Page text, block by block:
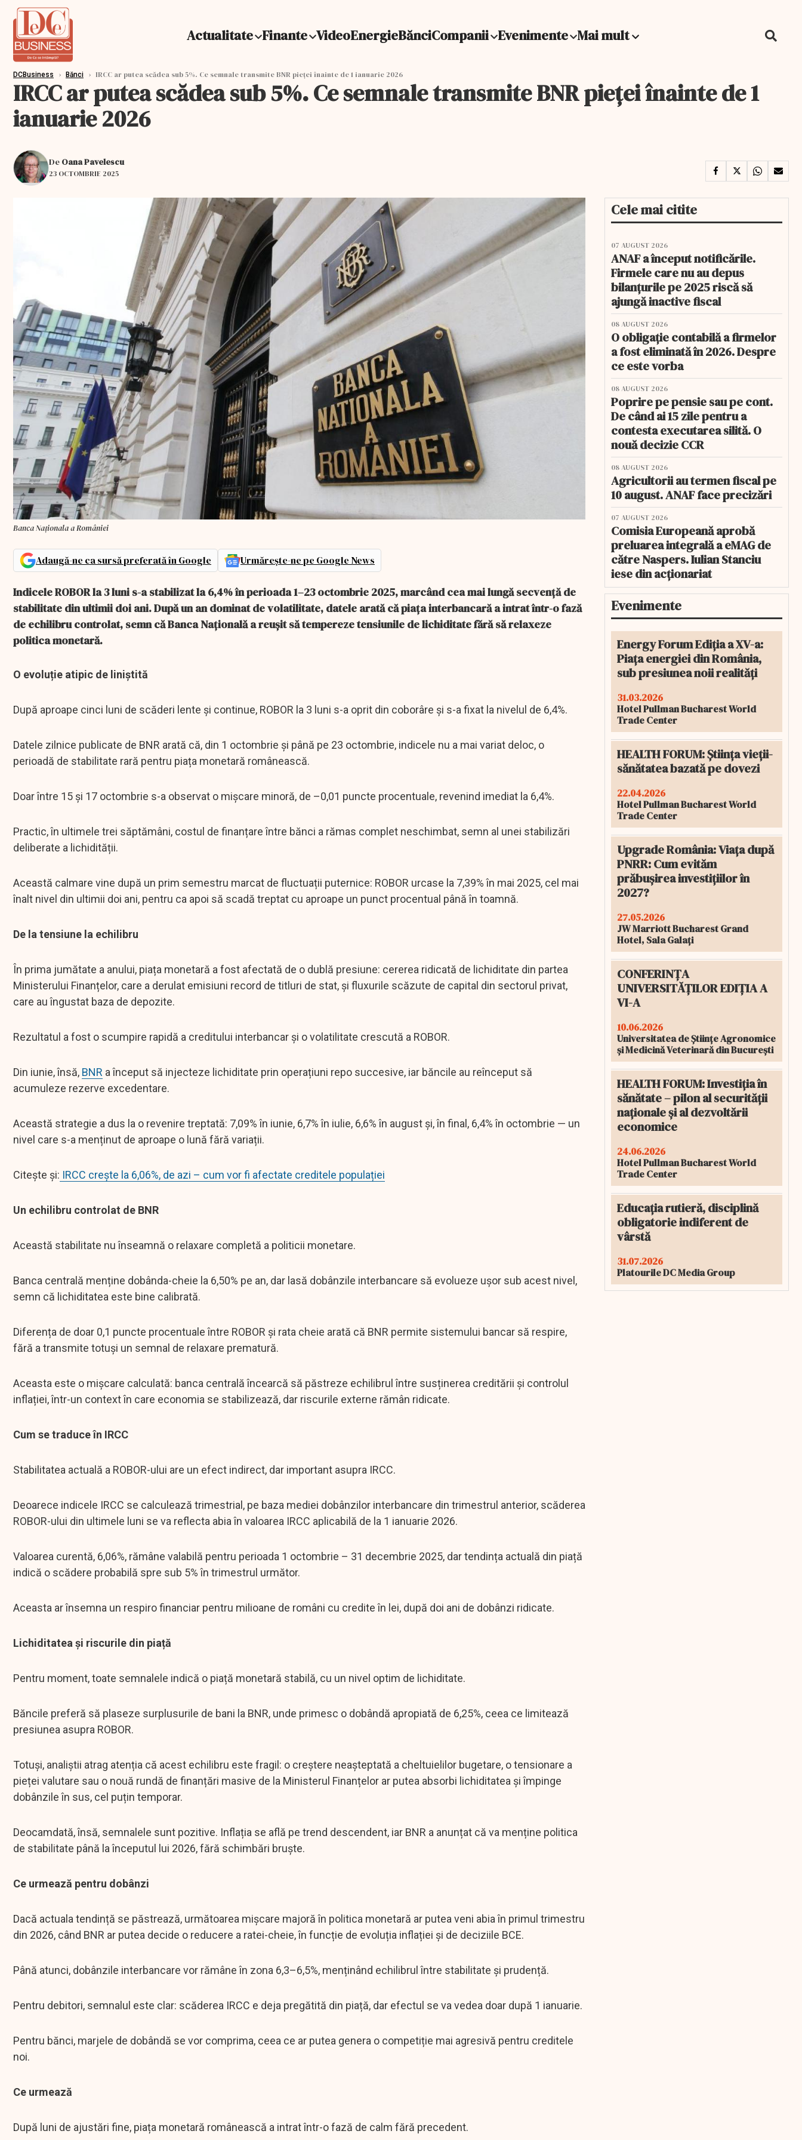
Actualitate Finante VideoEnergieBănciCompanii Evenimente Mai mult
DCBusiness › Bănci › IRCC ar putea scădea sub 5%. Ce semnale transmite BNR pieței înainte de 1 ianuarie 2026
IRCC ar putea scădea sub 5%. Ce semnale transmite BNR pieței înainte de 1
ianuarie 2026
De Oana Pavelescu
23 OCTOMBRIE 2025
Banca Naționala a României
Adaugă-ne ca sursă preferată în Google Urmărește-ne pe Google News
Indicele ROBOR la 3 luni s-a stabilizat la 6,4% în perioada 1–23 octombrie 2025, marcând cea mai lungă secvență de
stabilitate din ultimii doi ani. După un an dominat de volatilitate, datele arată că piața interbancară a intrat într-o fază
de echilibru controlat, semn că Banca Națională a reușit să tempereze tensiunile de lichiditate fără să relaxeze
politica monetară.
O evoluție atipic de liniștită
După aproape cinci luni de scăderi lente și continue, ROBOR la 3 luni s-a oprit din coborâre și s-a fixat la nivelul de 6,4%.
Datele zilnice publicate de BNR arată că, din 1 octombrie și până pe 23 octombrie, indicele nu a mai variat deloc, o
perioadă de stabilitate rară pentru piața monetară românească.
Doar între 15 și 17 octombrie s-a observat o mișcare minoră, de –0,01 puncte procentuale, revenind imediat la 6,4%.
Practic, în ultimele trei săptămâni, costul de finanțare între bănci a rămas complet neschimbat, semn al unei stabilizări
deliberate a lichidității.
Această calmare vine după un prim semestru marcat de fluctuații puternice: ROBOR urcase la 7,39% în mai 2025, cel mai
înalt nivel din ultimii doi ani, pentru ca apoi să scadă treptat cu aproape un punct procentual până în toamnă.
De la tensiune la echilibru
În prima jumătate a anului, piața monetară a fost afectată de o dublă presiune: cererea ridicată de lichiditate din partea
Ministerului Finanțelor, care a derulat emisiuni record de titluri de stat, și fluxurile scăzute de capital din sectorul privat,
care au îngustat baza de depozite.
Rezultatul a fost o scumpire rapidă a creditului interbancar și o volatilitate crescută a ROBOR.
Din iunie, însă, BNR a început să injecteze lichiditate prin operațiuni repo succesive, iar băncile au reînceput să
acumuleze rezerve excedentare.
Această strategie a dus la o revenire treptată: 7,09% în iunie, 6,7% în iulie, 6,6% în august și, în final, 6,4% în octombrie — un
nivel care s-a menținut de aproape o lună fără variații.
Citește și: IRCC crește la 6,06%, de azi – cum vor fi afectate creditele populației
Un echilibru controlat de BNR
Această stabilitate nu înseamnă o relaxare completă a politicii monetare.
Banca centrală menține dobânda-cheie la 6,50% pe an, dar lasă dobânzile interbancare să evolueze ușor sub acest nivel,
semn că lichiditatea este bine calibrată.
Diferența de doar 0,1 puncte procentuale între ROBOR și rata cheie arată că BNR permite sistemului bancar să respire,
fără a transmite totuși un semnal de relaxare prematură.
Aceasta este o mișcare calculată: banca centrală încearcă să păstreze echilibrul între susținerea creditării și controlul
inflației, într-un context în care economia se stabilizează, dar riscurile externe rămân ridicate.
Cum se traduce în IRCC
Stabilitatea actuală a ROBOR-ului are un efect indirect, dar important asupra IRCC.
Deoarece indicele IRCC se calculează trimestrial, pe baza mediei dobânzilor interbancare din trimestrul anterior, scăderea
ROBOR-ului din ultimele luni se va reflecta abia în valoarea IRCC aplicabilă de la 1 ianuarie 2026.
Valoarea curentă, 6,06%, rămâne valabilă pentru perioada 1 octombrie – 31 decembrie 2025, dar tendința actuală din piață
indică o scădere probabilă spre sub 5% în trimestrul următor.
Aceasta ar însemna un respiro financiar pentru milioane de români cu credite în lei, după doi ani de dobânzi ridicate.
Lichiditatea și riscurile din piață
Pentru moment, toate semnalele indică o piață monetară stabilă, cu un nivel optim de lichiditate.
Băncile preferă să plaseze surplusurile de bani la BNR, unde primesc o dobândă apropiată de 6,25%, ceea ce limitează
presiunea asupra ROBOR.
Totuși, analiștii atrag atenția că acest echilibru este fragil: o creștere neașteptată a cheltuielilor bugetare, o tensionare a
pieței valutare sau o nouă rundă de finanțări masive de la Ministerul Finanțelor ar putea absorbi lichiditatea și împinge
dobânzile în sus, cel puțin temporar.
Deocamdată, însă, semnalele sunt pozitive. Inflația se află pe trend descendent, iar BNR a anunțat că va menține politica
de stabilitate până la începutul lui 2026, fără schimbări bruște.
Ce urmează pentru dobânzi
Dacă actuala tendință se păstrează, următoarea mișcare majoră în politica monetară ar putea veni abia în primul trimestru
din 2026, când BNR ar putea decide o reducere a ratei-cheie, în funcție de evoluția inflației și de deciziile BCE.
Până atunci, dobânzile interbancare vor rămâne în zona 6,3–6,5%, menținând echilibrul între stabilitate și prudență.
Pentru debitori, semnalul este clar: scăderea IRCC e deja pregătită din piață, dar efectul se va vedea doar după 1 ianuarie.
Pentru bănci, marjele de dobândă se vor comprima, ceea ce ar putea genera o competiție mai agresivă pentru creditele
noi.
Ce urmează
După luni de ajustări fine, piața monetară românească a intrat într-o fază de calm fără precedent.
Cele mai citite
07 AUGUST 2026
ANAF a început notificările.
Firmele care nu au depus
bilanțurile pe 2025 riscă să
ajungă inactive fiscal
08 AUGUST 2026
O obligație contabilă a firmelor
a fost eliminată în 2026. Despre
ce este vorba
08 AUGUST 2026
Poprire pe pensie sau pe cont.
De când ai 15 zile pentru a
contesta executarea silită. O
nouă decizie CCR
08 AUGUST 2026
Agricultorii au termen fiscal pe
10 august. ANAF face precizări
07 AUGUST 2026
Comisia Europeană aprobă
preluarea integrală a eMAG de
către Naspers. Iulian Stanciu
iese din acționariat
Evenimente
Energy Forum Ediția a XV-a:
Piața energiei din România,
sub presiunea noii realități
31.03.2026
Hotel Pullman Bucharest World
Trade Center
HEALTH FORUM: Știința vieții-
sănătatea bazată pe dovezi
22.04.2026
Hotel Pullman Bucharest World
Trade Center
Upgrade România: Viața după
PNRR: Cum evităm
prăbușirea investițiilor în
2027?
27.05.2026
JW Marriott Bucharest Grand
Hotel, Sala Galați
CONFERINȚA
UNIVERSITĂȚILOR EDIȚIA A
VI-A
10.06.2026
Universitatea de Științe Agronomice
și Medicină Veterinară din București
HEALTH FORUM: Investiția în
sănătate – pilon al securității
naționale și al dezvoltării
economice
24.06.2026
Hotel Pullman Bucharest World
Trade Center
Educația rutieră, disciplină
obligatorie indiferent de
vârstă
31.07.2026
Platourile DC Media Group